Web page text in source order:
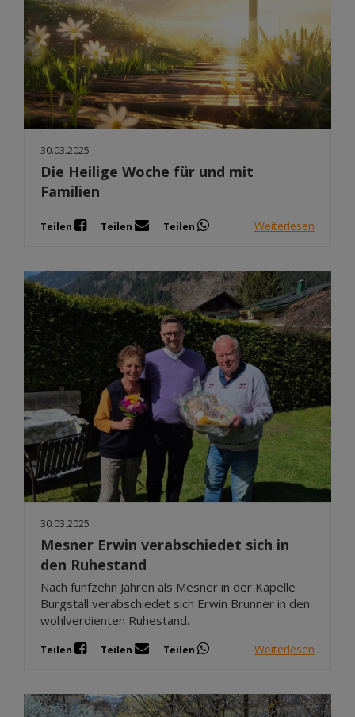
30.03.2025
Die Heilige Woche für und mit
Familien
Teilen Teilen Teilen Weiterlesen
30.03.2025
Mesner Erwin verabschiedet sich in
den Ruhestand
Nach fünfzehn Jahren als Mesner in der Kapelle
Burgstall verabschiedet sich Erwin Brunner in den
wohlverdienten Ruhestand.
Teilen Teilen Teilen Weiterlesen